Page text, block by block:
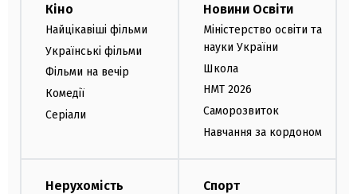
Кіно
Найцікавіші фільми
Українські фільми
Фільми на вечір
Комедії
Серіали
Новини Освіти
Міністерство освіти та
науки України
Школа
НМТ 2026
Саморозвиток
Навчання за кордоном
Нерухомість Спорт